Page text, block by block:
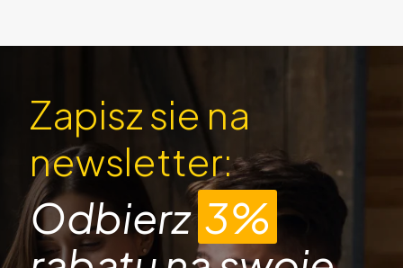
Zapisz sie na
newsletter:
Odbierz3%